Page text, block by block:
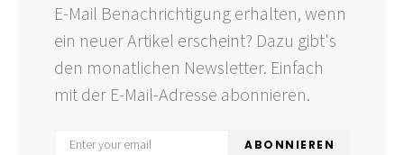
E-Mail Benachrichtigung erhalten, wenn
ein neuer Artikel erscheint? Dazu gibt's
den monatlichen Newsletter. Einfach
mit der E-Mail-Adresse abonnieren.
ABONNIEREN